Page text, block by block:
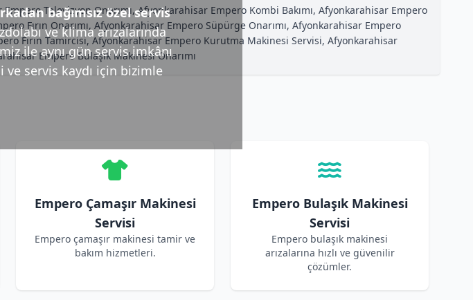
bağımsız özel servis
ve klima arızalarında
ile aynı gün servis imkânı
servis kaydı için bizimle
Televizyon Onarımı, Afyonkarahisar Empero Kombi Bakımı, Afyonkarahisar Empero
Fırın Onarımı, Afyonkarahisar Empero Süpürge Onarımı, Afyonkarahisar Empero
Fırın Tamircisi, Afyonkarahisar Empero Kurutma Makinesi Servisi, Afyonkarahisar
Empero Bulaşık Makinesi Onarımı
Empero Çamaşır Makinesi
Servisi
Empero çamaşır makinesi tamir ve
bakım hizmetleri.
Empero Bulaşık Makinesi
Servisi
Empero bulaşık makinesi
arızalarına hızlı ve güvenilir
çözümler.